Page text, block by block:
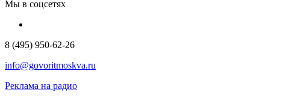
Мы в соцсетях
8 (495) 950-62-26
info@govoritmoskva.ru
Реклама на радио